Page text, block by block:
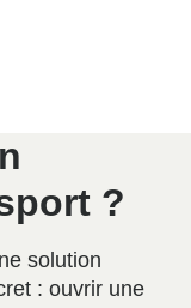
?
solution
: ouvrir une